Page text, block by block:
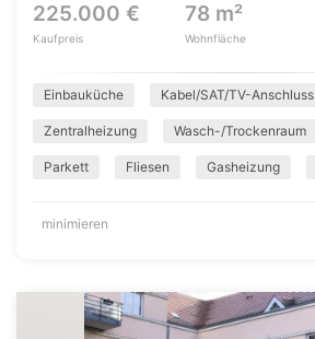
225.000 €
Kaufpreis
78 m²
Wohnfläche
Einbauküche Kabel/SAT/TV-Anschluss
Zentralheizung Wasch-/Trockenraum
Parkett Fliesen Gasheizung
minimieren